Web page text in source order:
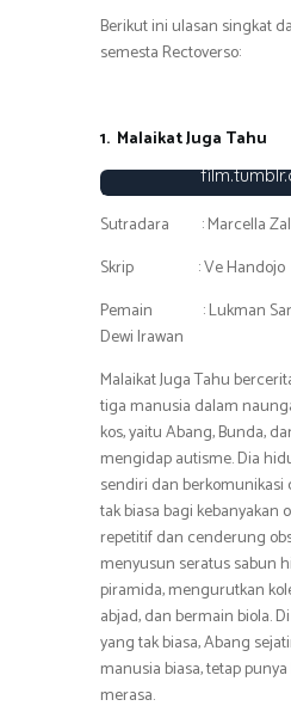
Berikut ini ulasan singkat
semesta Rectoverso:
1. Malaikat Juga Tahu
Foto : http://
Sutradara : Marcella
Skrip : Ve Handojo
Pemain : Lukman
Dewi Irawan
Malaikat Juga Tahu
tiga manusia dalam
kos, yaitu Abang, Bunda,
mengidap autisme. Dia
sendiri dan
tak biasa bagi kebanyakan
repetitif dan cenderung
menyusun seratus sabun
piramida, mengurutkan
abjad, dan bermain biola.
yang tak biasa, Abang
manusia biasa, tetap
merasa.